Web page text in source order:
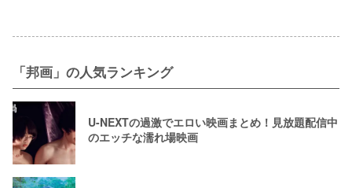
「邦画」の人気ランキング
U-NEXTの過激でエロい映画まとめ！見放題配信中
のエッチな濡れ場映画